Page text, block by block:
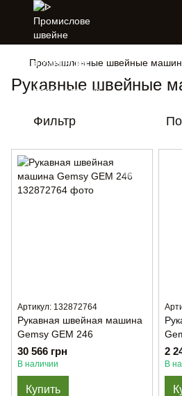
Промышленные швейные
Рукавные швейные
Фильтр
Артикул: 132872764
Рукавная швейная машина
Gemsy GEM 246
30 566 грн
В наличии
Купить
2
В